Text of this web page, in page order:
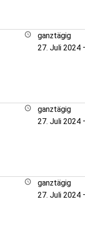
ganztägig
27. Juli 2024
ganztägig
27. Juli 2024
ganztägig
27. Juli 2024